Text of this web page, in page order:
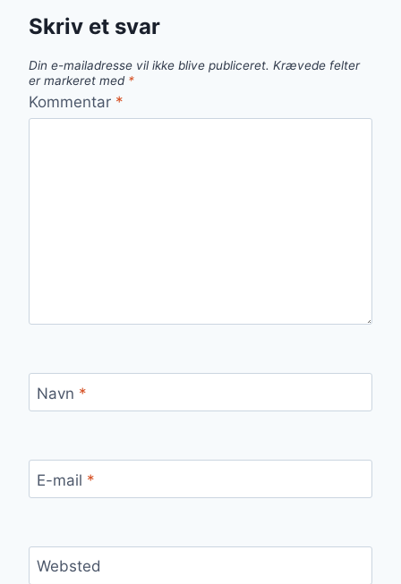
Skriv et svar
Din e-mailadresse vil ikke blive publiceret. Krævede felter
er markeret med *
Kommentar *
Navn *
E-mail *
Websted